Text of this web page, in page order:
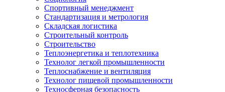
Спортивный менеджмент
Стандартизация и метрология
Складская логистика
Строительный контроль
Строительство
Теплоэнергетика и теплотехника
Технолог легкой промышленности
Теплоснабжение и вентиляция
Технолог пищевой промышленности
Техносферная безопасность